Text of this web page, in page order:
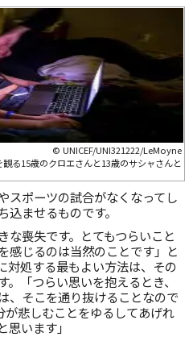
© UNICEF/UNI321222/LeMoyne
る15歳のクロエさんと13歳のサシャさんと
スポーツの試合がなくなってし
ませるものです。
な喪失です。とてもつらいこと
感じるのは当然のことです」と
対処する最もよい方法は、その
「つらい思いを抱えるとき、
、そこを通り抜けることなので
が悲しむことをゆるしてあげれ
います」